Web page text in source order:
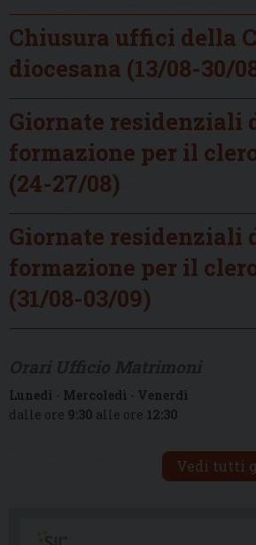
Chiusura uffici della
diocesana (13/08-30/
Giornate residenziali
formazione per il
(24-27/08)
Giornate residenziali
formazione per il
(31/08-03/09)
Lunedì - Mercoledì - Venerdì
dalle ore 9:30 alle ore 12:30
Vedi tutti